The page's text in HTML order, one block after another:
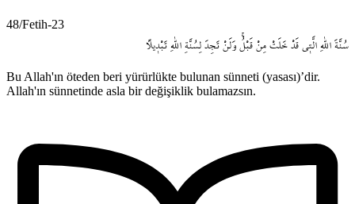
48/Fetih-23
سُنَّةَ اللّٰهِ الَّت۪ي قَدْ خَلَتْ مِنْ قَبْلُۚ وَلَنْ تَجِدَ لِسُنَّةِ اللّٰهِ تَبْد۪يلاً
Bu Allah'ın öteden beri yürürlükte bulunan sünneti (yasası)’dir.
Allah'ın sünnetinde asla bir değişiklik bulamazsın.